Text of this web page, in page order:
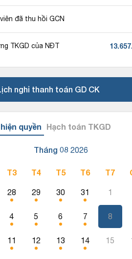
đã thu hồi GCN
TKGD của NĐT
nghỉ thanh toán GD CK
quyền Hạch toán TKGD
Tháng 08 2026
T3 T4 T5 T6 T7
28 29 30 31 1
4 5 6 7 8
11 12 13 14 15